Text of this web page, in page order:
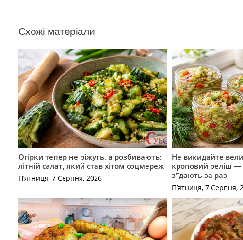
Схожі матеріали
Огірки тепер не ріжуть, а розбивають:
літній салат, який став хітом соцмереж
П’ятниця, 7 Серпня, 2026
Не викидайте
кроповий реліш —
з’їдають за раз
П’ятниця, 7 Серпня,